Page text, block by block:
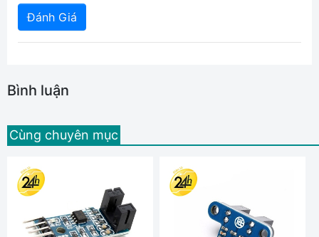
Đánh Giá
Bình luận
Cùng chuyên mục